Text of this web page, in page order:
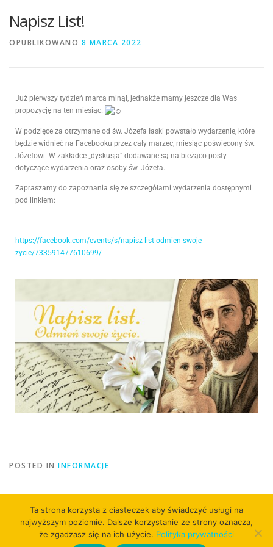
Napisz List!
OPUBLIKOWANO 8 MARCA 2022
Już pierwszy tydzień marca minął, jednakże mamy jeszcze dla Was
propozycję na ten miesiąc.
W podzięce za otrzymane od św. Józefa łaski powstało wydarzenie, które
będzie widnieć na Facebooku przez cały marzec, miesiąc poświęcony św.
Józefowi. W zakładce „dyskusja” dodawane są na bieżąco posty
dotyczące wydarzenia oraz osoby św. Józefa.
Zapraszamy do zapoznania się ze szczegółami wydarzenia dostępnymi
pod linkiem:
https://facebook.com/events/s/napisz-list-odmien-swoje-
zycie/733591477610699/
POSTED IN INFORMACJE
Copyright © 2026
Ta strona korzysta z ciasteczek aby świadczyć usługi na
najwyższym poziomie. Dalsze korzystanie ze strony oznacza,
że zgadzasz się na ich użycie. Polityka prywatności